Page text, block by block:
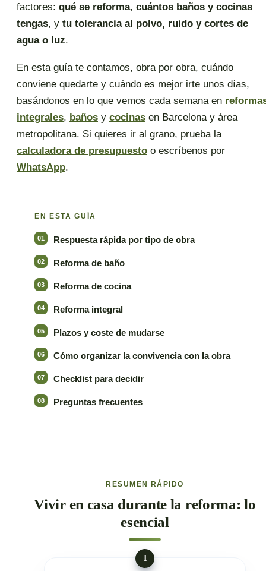
factores: qué se reforma, cuántos baños y cocinas
tengas, y tu tolerancia al polvo, ruido y cortes de
agua o luz.
En esta guía te contamos, obra por obra, cuándo
conviene quedarte y cuándo es mejor irte unos días,
basándonos en lo que vemos cada semana en
integrales, baños y cocinas en Barcelona y área
metropolitana. Si quieres ir al grano, prueba la
calculadora de presupuesto o escríbenos por
WhatsApp.
EN ESTA GUÍA
Respuesta rápida por tipo de obra
Reforma de baño
Reforma de cocina
Reforma integral
Plazos y coste de mudarse
Cómo organizar la convivencia con la obra
Checklist para decidir
Preguntas frecuentes
RESUMEN RÁPIDO
Vivir en casa durante la reforma: lo
esencial
1